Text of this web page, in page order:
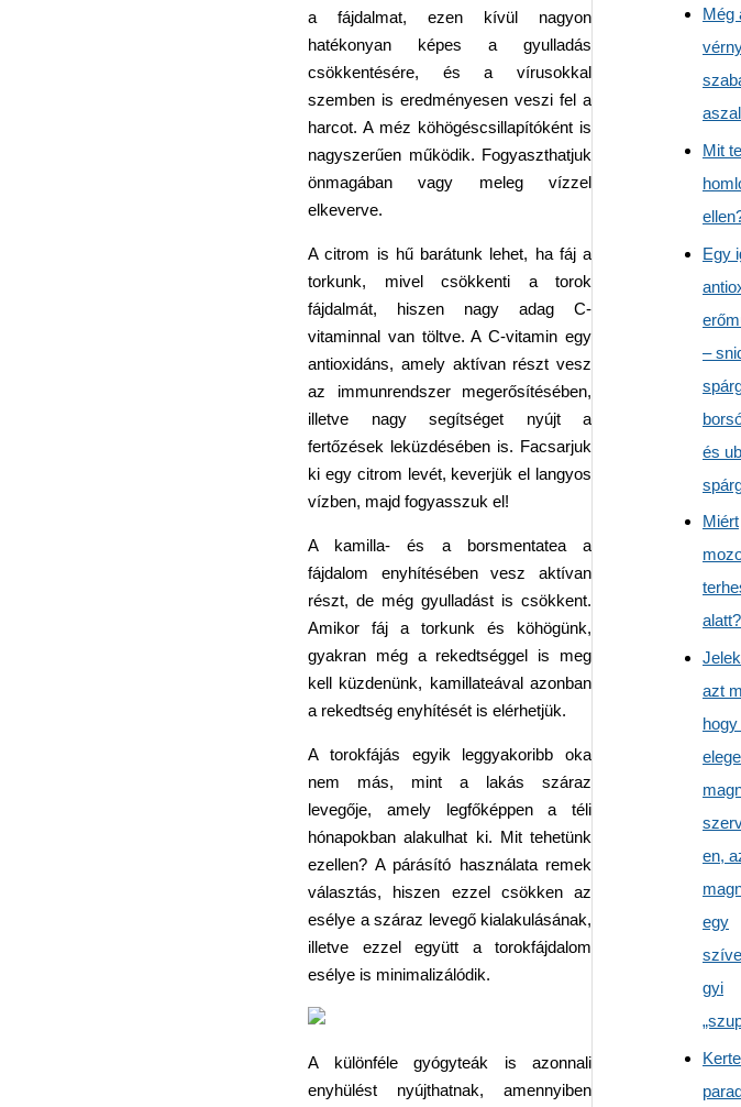
a fájdalmat, ezen kívül nagyon
hatékonyan képes a gyulladás
csökkentésére, és a vírusokkal
szemben is eredményesen veszi fel a
harcot. A méz köhögéscsillapítóként is
nagyszerűen működik. Fogyaszthatjuk
önmagában vagy meleg vízzel
elkeverve.
A citrom is hű barátunk lehet, ha fáj a
torkunk, mivel csökkenti a torok
fájdalmát, hiszen nagy adag C-
vitaminnal van töltve. A C-vitamin egy
antioxidáns, amely aktívan részt vesz
az immunrendszer megerősítésében,
illetve nagy segítséget nyújt a
fertőzések leküzdésében is. Facsarjuk
ki egy citrom levét, keverjük el langyos
vízben, majd fogyasszuk el!
A kamilla- és a borsmentatea a
fájdalom enyhítésében vesz aktívan
részt, de még gyulladást is csökkent.
Amikor fáj a torkunk és köhögünk,
gyakran még a rekedtséggel is meg
kell küzdenünk, kamillateával azonban
a rekedtség enyhítését is elérhetjük.
A torokfájás egyik leggyakoribb oka
nem más, mint a lakás száraz
levegője, amely legfőképpen a téli
hónapokban alakulhat ki. Mit tehetünk
ezellen? A párásító használata remek
választás, hiszen ezzel csökken az
esélye a száraz levegő kialakulásának,
illetve ezzel együtt a torokfájdalom
esélye is minimalizálódik.
A különféle gyógyteák is azonnali
enyhülést nyújthatnak, amennyiben
Még
Mit
Egy
–
és
Miért
alatt?
azt
en,
egy
gyi